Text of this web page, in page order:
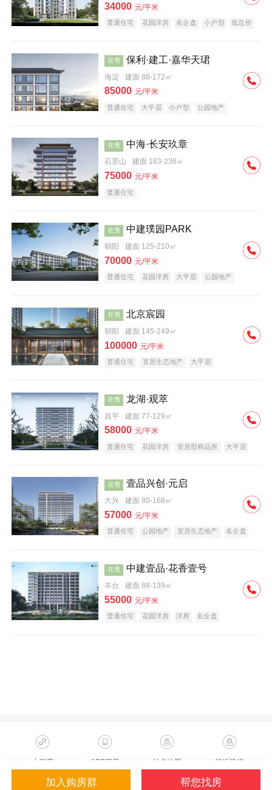
34000 元/平米
普通住宅 花园洋房 名企盘 小户型 低总价
在售 保利·建工·嘉华天珺
海淀 建面 88-172㎡
85000 元/平米
普通住宅 大平层 小户型
公园地产
在售 中海·长安玖章
石景山 建面 183-236㎡
75000 元/平米
普通住宅
在售 中建璞园PARK
朝阳 建面 125-210㎡
70000 元/平米
普通住宅 花园洋房 大平层
公园地产
在售 北京宸园
朝阳 建面 145-249㎡
100000 元/平米
普通住宅 宜居生态地产 大平层
在售 龙湖·观萃
昌平 建面 77-129㎡
58000 元/平米
普通住宅 花园洋房 安居型商品房
大平层
在售 壹品兴创·元启
大兴 建面 80-168㎡
57000 元/平米
普通住宅 公园地产 宜居生态地产 名企盘
在售 中建壹品·花香壹号
丰台 建面 88-139㎡
55000 元/平米
普通住宅 花园洋房 洋房 名企盘
加入购房群 帮您找房
小程序 APP下载 站点地图 投诉建议